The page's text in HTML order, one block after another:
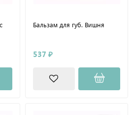
Бальзам для губ. Вишня
537 ₽